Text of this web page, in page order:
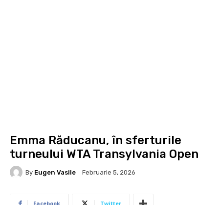
Emma Răducanu, în sferturile
turneului WTA Transylvania Open
By Eugen Vasile Februarie 5, 2026
Facebook Twitter